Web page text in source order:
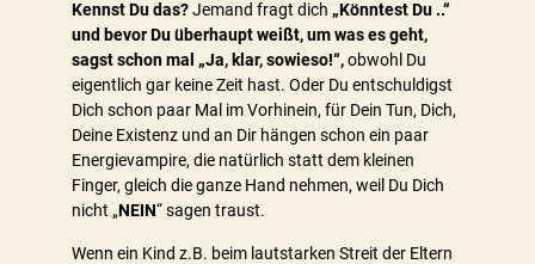
Kennst Du das?Jemand fragt dich „Könntest Du ..“
und bevor Du überhaupt weißt, um was es geht,
sagst schon mal „Ja, klar, sowieso!“,obwohl Du
eigentlich gar keine Zeit hast. Oder Du entschuldigst
Dich schon paar Mal im Vorhinein, für Dein Tun, Dich,
Deine Existenz und an Dir hängen schon ein paar
Energievampire, die natürlich statt dem kleinen
Finger, gleich die ganze Hand nehmen, weil Du Dich
nicht „NEIN“ sagen traust.
Wenn ein Kind z.B. beim lautstarken Streit der Eltern